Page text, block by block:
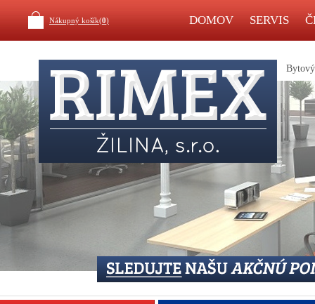
Nákupný košík(0) DOMOV SERVIS
Bytový